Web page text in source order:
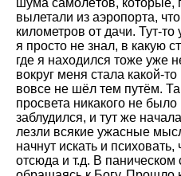
шума самолётов, которые,
вылетали из аэропорта,
километров от дачи. Тут-
я просто не знал, в какую
где я находился тоже уже
вокруг меня стала какой-
вовсе не шёл тем путём.
просвета никакого не
заблудился, и тут же
лезли всякие ужасные
начнут искать и
отсюда и т.д. В паническом